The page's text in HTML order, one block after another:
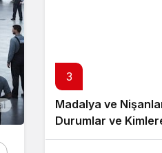
3
Madalya ve
Durumlar ve